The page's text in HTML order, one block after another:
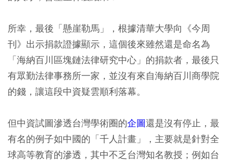
所幸，最後「懸崖勒馬」，根據清華大學向《今周
刊》出示捐款證據顯示，這個後來雖然還是命名為
「海納百川區塊鏈法律研究中心」的捐款者，最後只
有眾勤法律事務所一家，並沒有來自海納百川商學院
的錢，讓這段中資疑雲順利落幕。
但中資試圖滲透台灣學術圈的企圖還是沒有停止，最
有名的例子如中國的「千人計畫」，主要就是針對全
球高等教育的滲透，其中不乏台灣知名教授；例如台